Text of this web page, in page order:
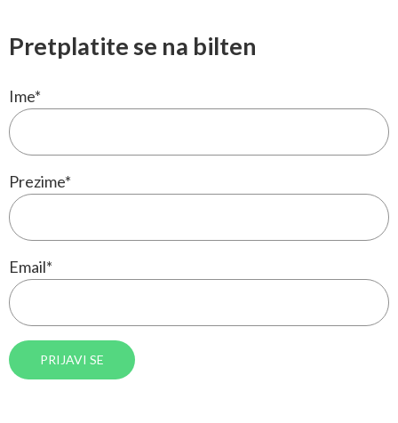
Pretplatite se na bilten
Ime*
Prezime*
Email*